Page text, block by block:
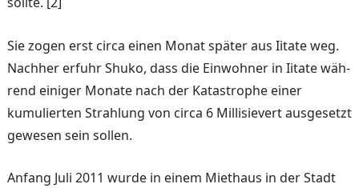
Sie zogen erst circa einen Monat später aus Iitate weg.
Nachher erfuhr Shuko, dass die Einwohner in Iitate wäh­
rend einiger Monate nach der Katastrophe einer
kumulierten Strahlung von circa 6 Milli­sievert ausgesetzt
gewesen sein sollen.
Anfang Juli 2011 wurde in ei­nem Miethaus in der Stadt